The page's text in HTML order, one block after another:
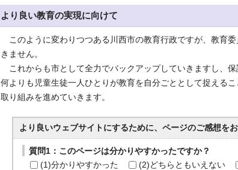
より良い教育の実現に向けて
このように変わりつつある川西市の教育行政ですが、教育
きません。
これからも市として全力でバックアップしていきますし、保
何よりも児童生徒一人ひとりが教育を自分ごととして捉える
取り組みを進めていきます。
より良いウェブサイトにするために、ページのご感想をお
質問1：このページは分かりやすかったですか？
(1)分かりやすかった
(2)どちらともいえない